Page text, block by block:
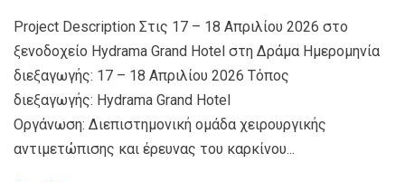
Project Description Στις 17 – 18 Απριλίου 2026 στο
ξενοδοχείο Hydrama Grand Hotel στη Δράμα Ημερομηνία
διεξαγωγής: 17 – 18 Απριλίου 2026 Τόπος
διεξαγωγής: Hydrama Grand Hotel
Οργάνωση: Διεπιστημονική ομάδα χειρουργικής
αντιμετώπισης και έρευνας του καρκίνου...